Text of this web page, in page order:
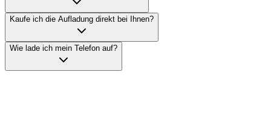
Kaufe ich die Aufladung direkt bei Ihnen?
Wie lade ich mein Telefon auf?